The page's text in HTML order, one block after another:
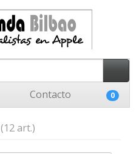
Contacto 0
(12 art.)